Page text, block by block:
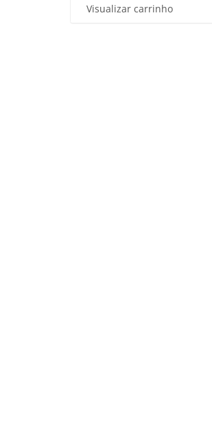
Visualizar carrinho